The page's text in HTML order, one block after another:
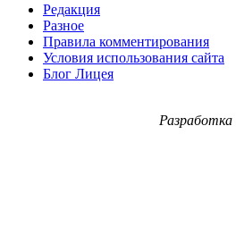
Редакция
Разное
Правила комментирования
Условия использования сайта
Блог Лицея
Разработка